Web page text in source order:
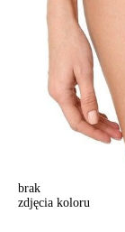
brak
zdjęcia koloru
Mjatki INVISIBLE